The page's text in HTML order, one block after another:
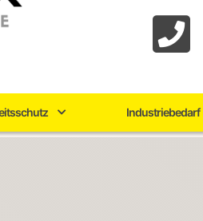
Industriebedarf